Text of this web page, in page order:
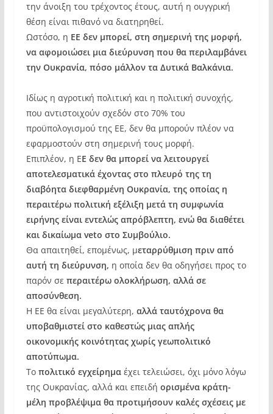
την άνοιξη του τρέχοντος έτους, αυτή η ουγγρική
θέση είναι πιθανό να διατηρηθεί.
Ωστόσο, η ΕΕ δεν μπορεί, στη σημερινή της μορφή,
να αφομοιώσει μια διεύρυνση που θα περιλαμβάνει
την Ουκρανία, πόσο μάλλον τα Δυτικά Βαλκάνια.
Ιδίως η αγροτική πολιτική και η πολιτική συνοχής,
που αντιστοιχούν σχεδόν στο 70% του
προϋπολογισμού της ΕΕ, δεν θα μπορούν πλέον να
εφαρμοστούν στη σημερινή τους μορφή.
Επιπλέον, η ΕΕ δεν θα μπορεί να λειτουργεί
αποτελεσματικά έχοντας στο πλευρό της τη
διαβόητα διεφθαρμένη Ουκρανία, της οποίας η
περαιτέρω πολιτική εξέλιξη μετά τη συμφωνία
ειρήνης είναι εντελώς απρόβλεπτη, ενώ θα διαθέτει
και δικαίωμα veto στο Συμβούλιο.
Θα απαιτηθεί, επομένως, μεταρρύθμιση πριν από
αυτή τη διεύρυνση, η οποία δεν θα οδηγήσει προς το
παρόν σε περαιτέρω ολοκλήρωση, αλλά σε
αποσύνθεση.
Η ΕΕ θα είναι μεγαλύτερη, αλλά ταυτόχρονα θα
υποβαθμιστεί στο καθεστώς μιας απλής
οικονομικής κοινότητας χωρίς γεωπολιτικό
αποτύπωμα.
Τοπολιτικό εγχείρημαέχει τελειώσει, όχι μόνο λόγω
της Ουκρανίας, αλλά και επειδή ορισμένα κράτη-
μέλη προβλέψιμα θα προτιμήσουν καλές σχέσεις με